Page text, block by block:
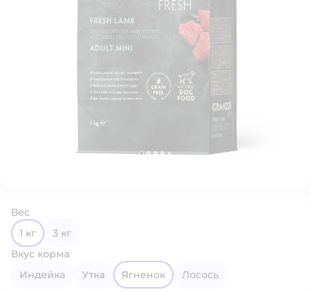
Вес
1 кг
3 кг
Вкус корма
индейка
утка ягненок лосось